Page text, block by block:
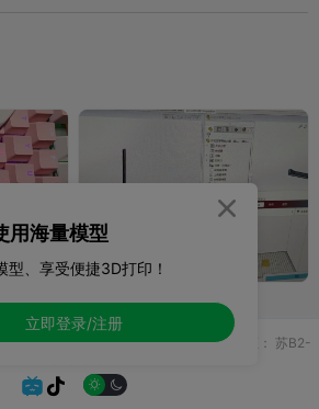
技有限公司 版权所有增值电信业务许可证： 苏B2-
 
用海量模型
型、享受便捷3D打印！
立即登录/注册
